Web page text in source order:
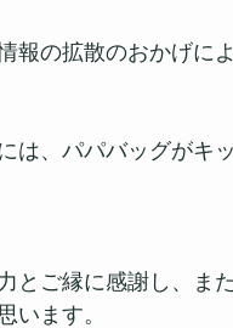
報の拡散のおかげに
は、パパバッグがキ
とご縁に感謝し、ま
います。